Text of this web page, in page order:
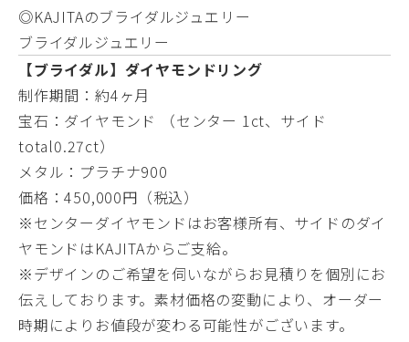
◎KAJITAのブライダルジュエリー
ブライダルジュエリー
【ブライダル】ダイヤモンドリング
制作期間：約4ヶ月
宝石：ダイヤモンド （センター 1ct、サイド
total0.27ct）
メタル：プラチナ900
価格：450,000円（税込）
※センターダイヤモンドはお客様所有、サイドのダイ
ヤモンドはKAJITAからご支給。
※デザインのご希望を伺いながらお見積りを個別にお
伝えしております。素材価格の変動により、オーダー
時期によりお値段が変わる可能性がございます。